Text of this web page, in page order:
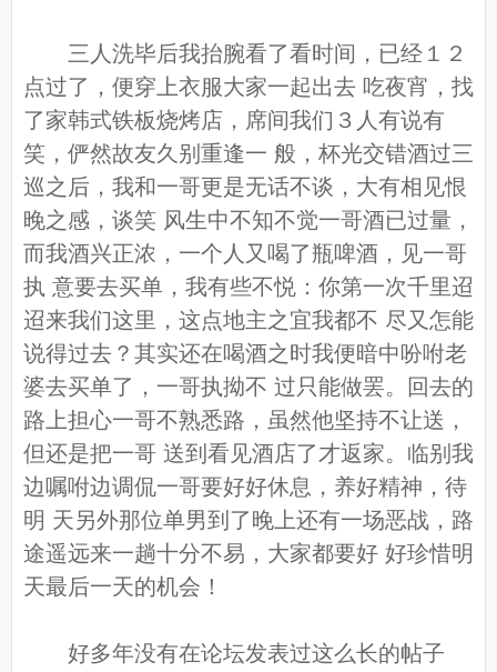
三人洗毕后我抬腕看了看时间，已经１２
点过了，便穿上衣服大家一起出去 吃夜宵，找
了家韩式铁板烧烤店，席间我们３人有说有
笑，俨然故友久别重逢一 般，杯光交错酒过三
巡之后，我和一哥更是无话不谈，大有相见恨
晚之感，谈笑 风生中不知不觉一哥酒已过量，
而我酒兴正浓，一个人又喝了瓶啤酒，见一哥
执 意要去买单，我有些不悦：你第一次千里迢
迢来我们这里，这点地主之宜我都不 尽又怎能
说得过去？其实还在喝酒之时我便暗中吩咐老
婆去买单了，一哥执拗不 过只能做罢。回去的
路上担心一哥不熟悉路，虽然他坚持不让送，
但还是把一哥 送到看见酒店了才返家。临别我
边嘱咐边调侃一哥要好好休息，养好精神，待
明 天另外那位单男到了晚上还有一场恶战，路
途遥远来一趟十分不易，大家都要好 好珍惜明
天最后一天的机会！
好多年没有在论坛发表过这么长的帖子